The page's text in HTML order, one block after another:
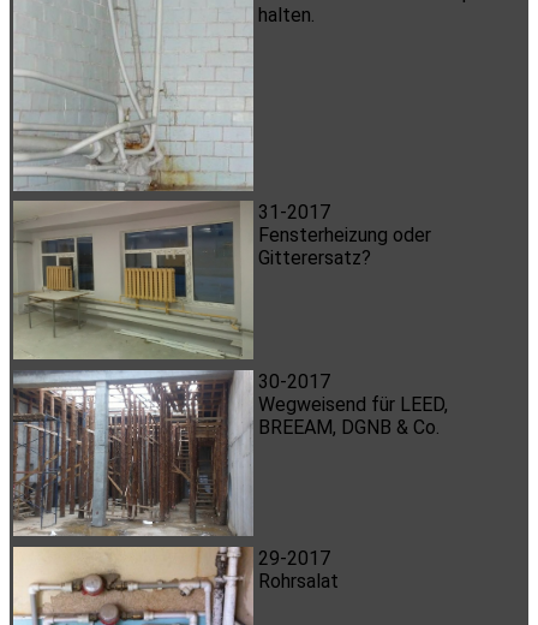
halten.
31-2017
Fensterheizung oder
Gitterersatz?
30-2017
Wegweisend für LEED,
BREEAM, DGNB & Co.
29-2017
Rohrsalat